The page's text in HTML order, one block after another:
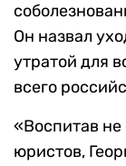
Он назвал
утратой для
всего
«Воспитав не
юристов,